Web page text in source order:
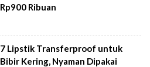
Rp900 Ribuan
7 Lipstik Transferproof untuk
Bibir Kering, Nyaman Dipakai